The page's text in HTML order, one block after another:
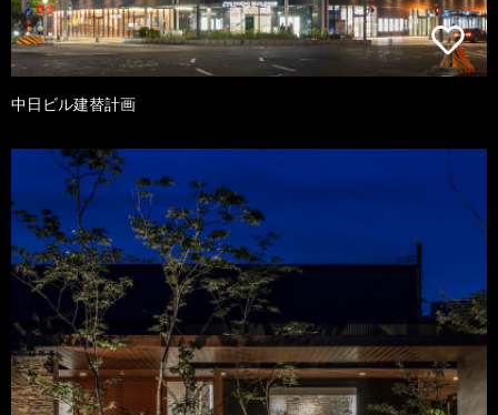
中日ビル建替計画